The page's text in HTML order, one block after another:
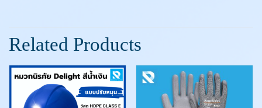
Related Products